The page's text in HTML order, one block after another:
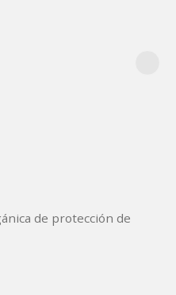
de protección de